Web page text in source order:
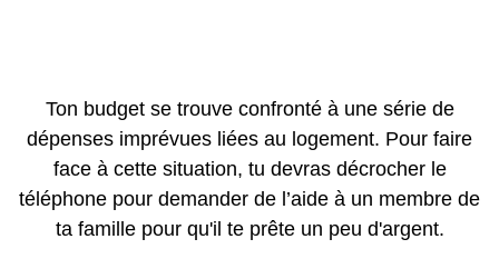
Ton budget se trouve confronté à une série de
dépenses imprévues liées au logement. Pour faire
face à cette situation, tu devras décrocher le
téléphone pour demander de l’aide à un membre de
ta famille pour qu'il te prête un peu d'argent.